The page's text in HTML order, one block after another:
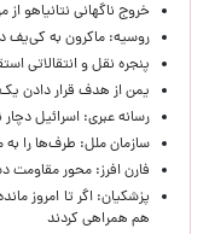
خروج ناگهانی نتانیاهو
روسیه: ماکرون به کی‌یف
پنجره‌ نقل و انتقالاتی
یمن از هدف قرار دادن
رسانه عبری: اسرائیل
سازمان ملل: طرف‌ها را به
فارن افرز: محور مقاومت
پزشکیان: اگر تا امروز
هم همراهی کردند